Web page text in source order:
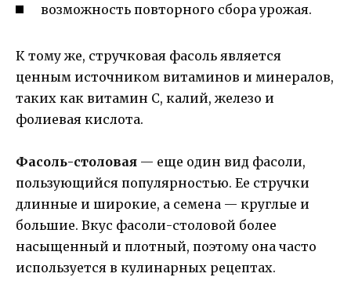
возможность повторного сбора урожая.
К тому же, стручковая фасоль является
ценным источником витаминов и минералов,
таких как витамин С, калий, железо и
фолиевая кислота.
Фасоль-столовая — еще один вид фасоли,
пользующийся популярностью. Ее стручки
длинные и широкие, а семена — круглые и
большие. Вкус фасоли-столовой более
насыщенный и плотный, поэтому она часто
используется в кулинарных рецептах.